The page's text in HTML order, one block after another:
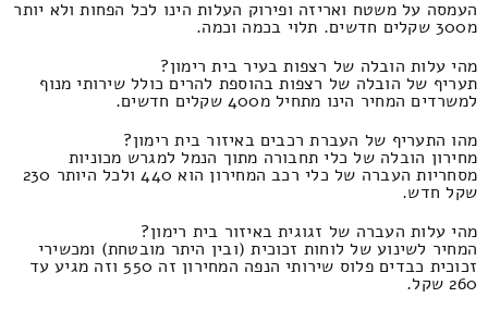
העמסה על משטח ואריזה ופירוק העלות הינו לכל הפחות ולא יותר
מ300 שקלים חדשים. תלוי בכמה וכמה.
מהי עלות הובלה של רצפות בעיר בית רימון?
תעריף של הובלה של רצפות בהוספת להרים כולל שירותי מנוף
למשרדים המחיר הינו מתחיל מ400 שקלים חדשים.
מהו התעריף של העברת רכבים באיזור בית רימון?
מחירון הובלה של כלי תחבורה מתוך הנמל למגרש מכוניות
מסחריות העברה של כלי רכב המחירון הוא 440 ולכל היותר 230
שקל חדש.
מהי עלות העברה של זגוגית באיזור בית רימון?
המחיר לשינוע של לוחות זכוכית (ובין היתר מובטחת) ומכשירי
זכוכית כבדים פלוס שירותי הנפה המחירון זה 550 וזה מגיע עד
260 שקל.